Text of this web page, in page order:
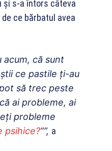
şi s-a întors câteva
ce bărbatul avea
acum, că sunt
ce pastile ți-au
să trec peste
ai probleme, ai
probleme
psihice?””, a